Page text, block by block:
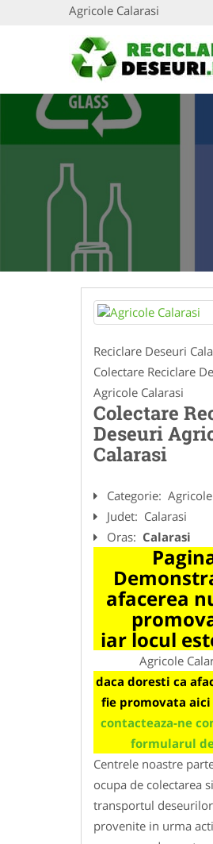
Agricole Calarasi
Reciclare Deseuri
Colectare Reciclare
Agricole Calarasi
Colectare
Deseuri
Calarasi
Categorie: Agricole
Judet: Calarasi
Oras: Calarasi
afacerea
iar locul
Agricole
daca doresti ca
fie promovata
contacteaza-ne
formularul
Centrele noastre
ocupa de colectarea si
transportul
provenite in urma